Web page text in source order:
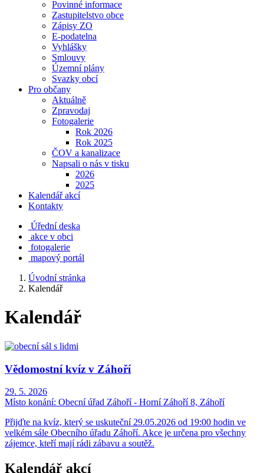
Povinné informace
Zastupitelstvo obce
Zápisy ZO
E-podatelna
Vyhlášky
Smlouvy
Územní plány
Svazky obcí
Pro občany
Aktuálně
Zpravodaj
Fotogalerie
Rok 2026
Rok 2025
ČOV a kanalizace
Napsali o nás v tisku
2026
2025
Kalendář akcí
Kontakty
Úřední deska
akce v obci
fotogalerie
mapový portál
Úvodní stránka
Kalendář
Kalendář
Vědomostní kvíz v Záhoří
29. 5. 2026
Místo konání: Obecní úřad Záhoří - Horní Záhoří 8, Záhoří
Přijďte na kvíz, který se uskuteční 29.05.2026 od 19:00 hodin ve
velkém sále Obecního úřadu Záhoří. Akce je určena pro všechny
zájemce, kteří mají rádi zábavu a soutěž.
Kalendář akcí